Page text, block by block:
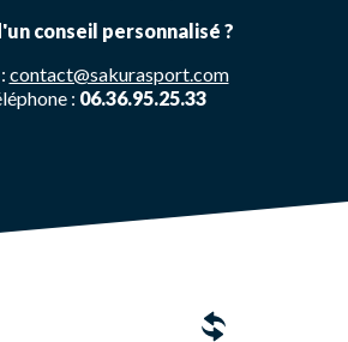
conseil personnalisé ?
contact@sakurasport.com
: 06.36.95.25.33